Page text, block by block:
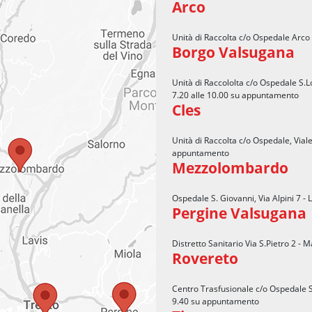
Arco
Unità di Raccolta c/o Ospedale
Borgo Valsugana
Unità di Raccololta c/o Ospedale
7.20 alle 10.00 su appuntamento
Cles
Unità di Raccolta c/o Ospedale,
appuntamento
Mezzolombardo
Ospedale S. Giovanni, Via Alpini 7
Pergine Valsugana
Distretto Sanitario Via S.Pietro 2 -
Rovereto
Centro Trasfusionale c/o Ospedale
9.40 su appuntamento